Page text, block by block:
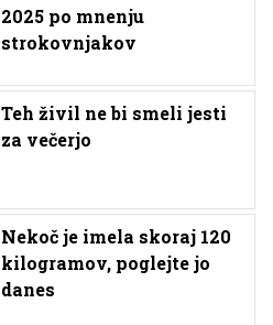
2025 po mnenju
strokovnjakov
Teh živil ne bi smeli jesti
za večerjo
Nekoč je imela skoraj 120
kilogramov, poglejte jo
danes